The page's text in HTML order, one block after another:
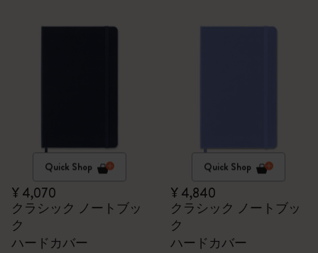
Quick Shop
¥ 4,070
クラシック ノートブッ
ク
ハードカバー
Quick Shop
¥ 4,840
クラシック ノートブッ
ク
ハードカバー